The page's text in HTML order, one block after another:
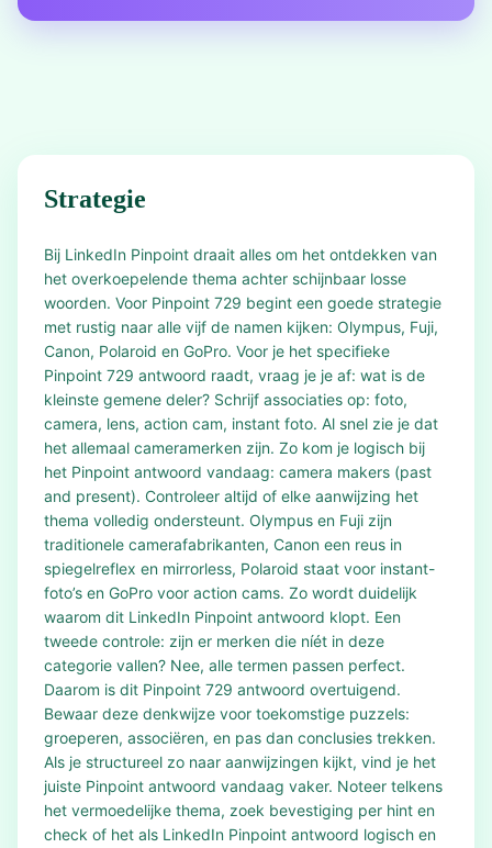
Strategie
Bij LinkedIn Pinpoint draait alles om het ontdekken van
het overkoepelende thema achter schijnbaar losse
woorden. Voor Pinpoint 729 begint een goede strategie
met rustig naar alle vijf de namen kijken: Olympus, Fuji,
Canon, Polaroid en GoPro. Voor je het specifieke
Pinpoint 729 antwoord raadt, vraag je je af: wat is de
kleinste gemene deler? Schrijf associaties op: foto,
camera, lens, action cam, instant foto. Al snel zie je dat
het allemaal cameramerken zijn. Zo kom je logisch bij
het Pinpoint antwoord vandaag: camera makers (past
and present). Controleer altijd of elke aanwijzing het
thema volledig ondersteunt. Olympus en Fuji zijn
traditionele camerafabrikanten, Canon een reus in
spiegelreflex en mirrorless, Polaroid staat voor instant-
foto’s en GoPro voor action cams. Zo wordt duidelijk
waarom dit LinkedIn Pinpoint antwoord klopt. Een
tweede controle: zijn er merken die níét in deze
categorie vallen? Nee, alle termen passen perfect.
Daarom is dit Pinpoint 729 antwoord overtuigend.
Bewaar deze denkwijze voor toekomstige puzzels:
groeperen, associëren, en pas dan conclusies trekken.
Als je structureel zo naar aanwijzingen kijkt, vind je het
juiste Pinpoint antwoord vandaag vaker. Noteer telkens
het vermoedelijke thema, zoek bevestiging per hint en
check of het als LinkedIn Pinpoint antwoord logisch en